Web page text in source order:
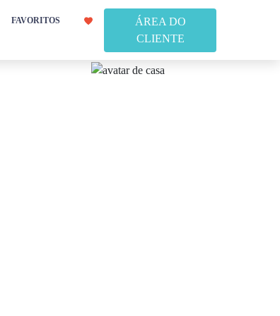
FAVORITOS
ÁREA DO
CLIENTE